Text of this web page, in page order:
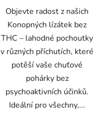
Objevte radost z našich
Konopných lízátek bez
THC – lahodné pochoutky
v různých příchutích, které
potěší vaše chuťové
pohárky bez
psychoaktivních účinků.
Ideální pro všechny,...